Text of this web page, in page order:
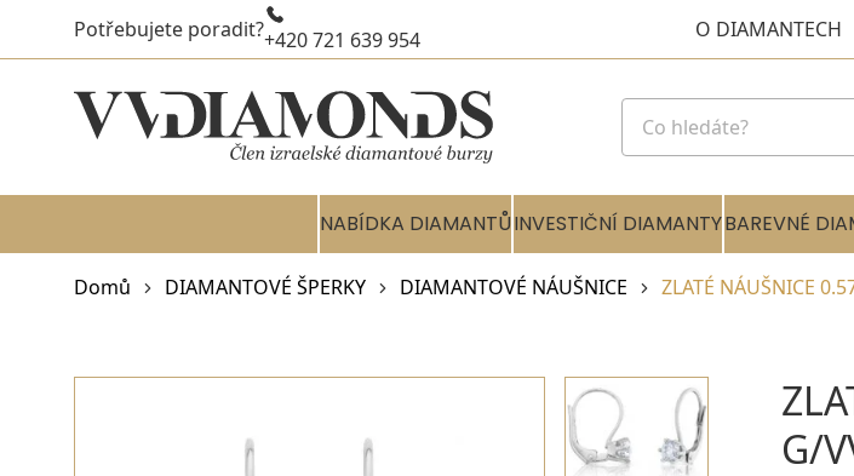
Potřebujete poradit?+420 721 639 954 O DIAMANTECH
NABÍDKA DIAMANTŮINVESTIČNÍ DIAMANTYBAREVNÉ
Domů DIAMANTOVÉ ŠPERKY DIAMANTOVÉ NÁUŠNICE ZLATÉ NÁUŠNICE
G/